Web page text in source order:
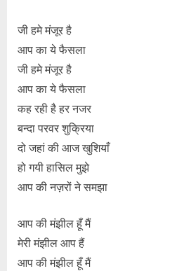
जी हमे मंजूर है
आप का ये फैसला
जी हमे मंजूर है
आप का ये फैसला
कह रही है हर नजर
बन्दा परवर शुक्रिया
दो जहां की आज खुशियाँ
हो गयी हासिल मुझे
आप की नज़रों ने समझा
आप की मंझील हूँ मैं
मेरी मंझील आप हैं
आप की मंझील हूँ मैं